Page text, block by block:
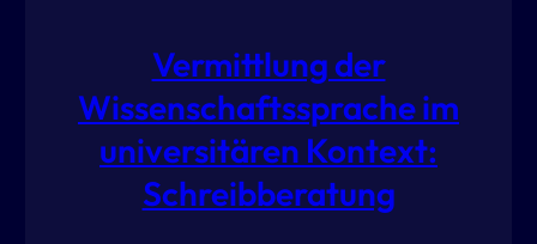
Vermittlung der
Wissenschaftssprache im
universitären Kontext:
Schreibberatung